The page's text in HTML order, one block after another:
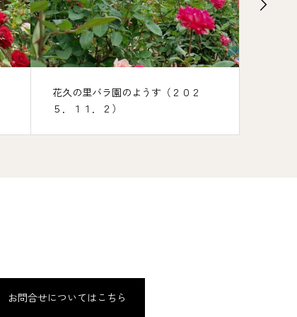
花久の里バラ園のようす（２０２
５．１１．２）
お問合せについてはこちら